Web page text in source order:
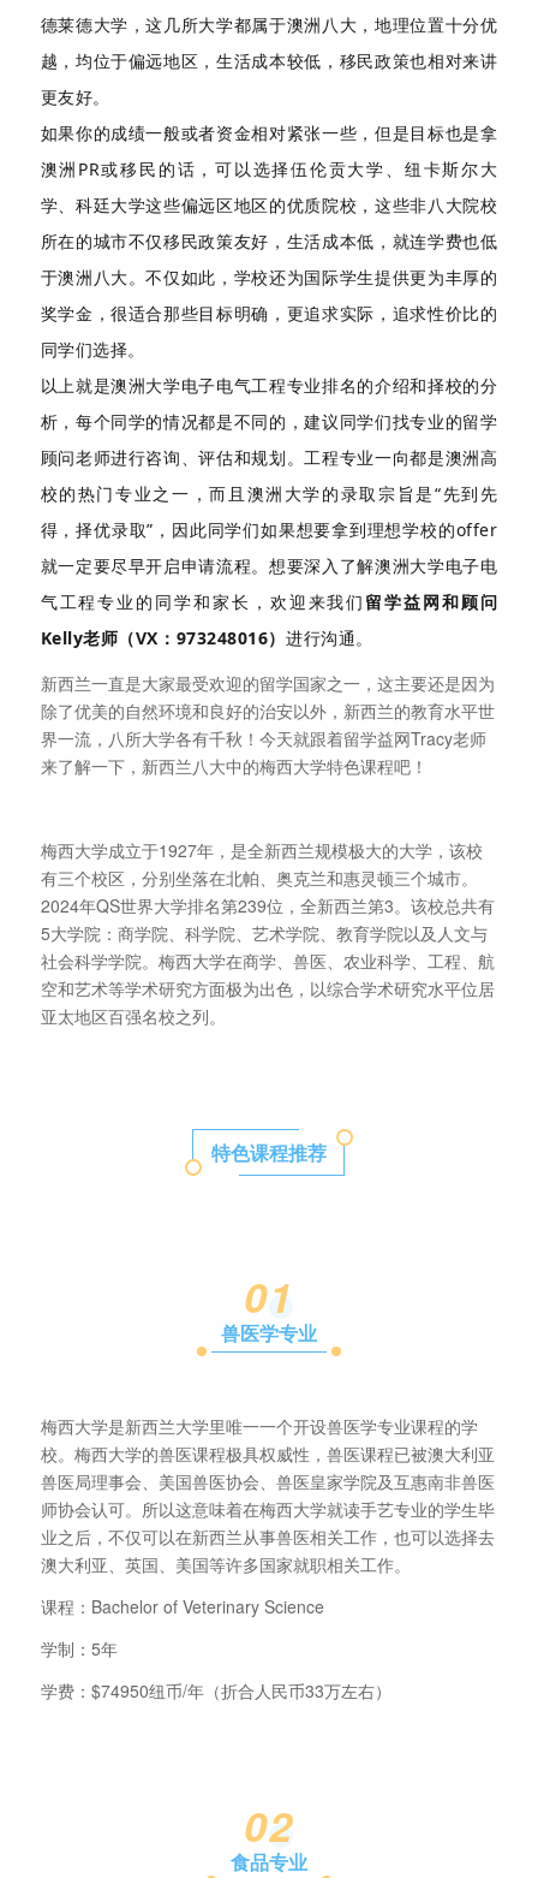
德莱德大学，这几所大学都属于澳洲八大，地理位置十分优
越，均位于偏远地区，生活成本较低，移民政策也相对来讲
更友好。
如果你的成绩一般或者资金相对紧张一些，但是目标也是拿
澳洲PR或移民的话，可以选择伍伦贡大学、纽卡斯尔大
学、科廷大学这些偏远区地区的优质院校，这些非八大院校
所在的城市不仅移民政策友好，生活成本低，就连学费也低
于澳洲八大。不仅如此，学校还为国际学生提供更为丰厚的
奖学金，很适合那些目标明确，更追求实际，追求性价比的
同学们选择。
以上就是澳洲大学电子电气工程专业排名的介绍和择校的分
析，每个同学的情况都是不同的，建议同学们找专业的留学
顾问老师进行咨询、评估和规划。工程专业一向都是澳洲高
校的热门专业之一，而且澳洲大学的录取宗旨是“先到先
得，择优录取”，因此同学们如果想要拿到理想学校的offer
就一定要尽早开启申请流程。想要深入了解澳洲大学电子电
气工程专业的同学和家长，欢迎来我们 留学益网和顾问
Kelly老师（VX：973248016）进行沟通。
新西兰一直是大家最受欢迎的留学国家之一，这主要还是因为
除了优美的自然环境和良好的治安以外，新西兰的教育水平世
界一流，八所大学各有千秋！今天就跟着留学益网Tracy老师
来了解一下，新西兰八大中的梅西大学特色课程吧！
梅西大学成立于1927年，是全新西兰规模极大的大学，该校
有三个校区，分别坐落在北帕、奥克兰和惠灵顿三个城市。
2024年QS世界大学排名第239位，全新西兰第3。该校总共有
5大学院：商学院、科学院、艺术学院、教育学院以及人文与
社会科学学院。梅西大学在商学、兽医、农业科学、工程、航
空和艺术等学术研究方面极为出色，以综合学术研究水平位居
亚太地区百强名校之列。
特色课程推荐
01
兽医学专业
梅西大学是新西兰大学里唯一一个开设兽医学专业课程的学
校。梅西大学的兽医课程极具权威性，兽医课程已被澳大利亚
兽医局理事会、美国兽医协会、兽医皇家学院及互惠南非兽医
师协会认可。所以这意味着在梅西大学就读手艺专业的学生毕
业之后，不仅可以在新西兰从事兽医相关工作，也可以选择去
澳大利亚、英国、美国等许多国家就职相关工作。
课程：Bachelor of Veterinary Science
学制：5年
学费：$74950纽币/年（折合人民币33万左右）
02
食品专业